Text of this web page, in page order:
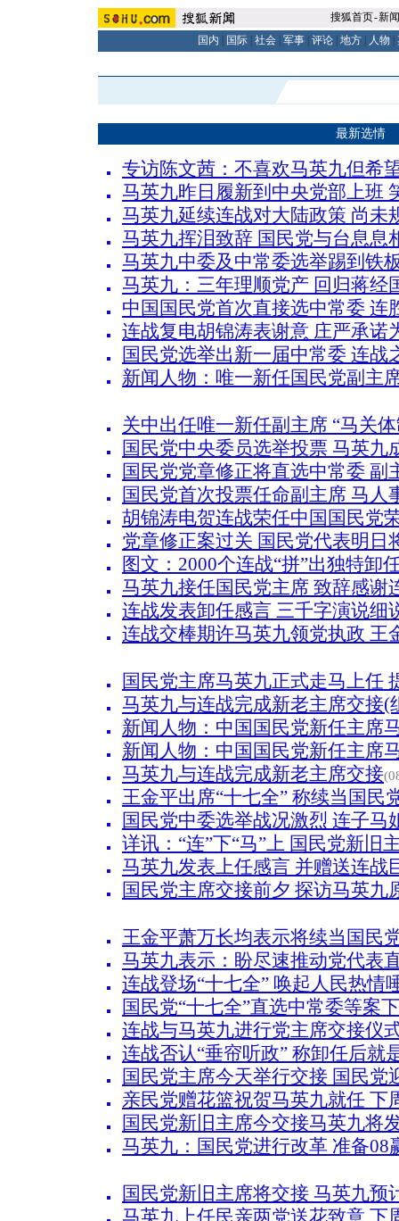
搜狐首页-新闻
国内
国际 社会 军事 评论 地方 人物
最新选情
专访陈文茜：不喜欢马英九但希
马英九昨日履新到中央党部上班
马英九延续连战对大陆政策 尚未
马英九挥泪致辞 国民党与台息息
马英九中委及中常委选举踢到铁
马英九：三年理顺党产 回归蒋经
中国国民党首次直接选中常委 连
连战复电胡锦涛表谢意 庄严承诺
国民党选举出新一届中常委 连战
新闻人物：唯一新任国民党副主
关中出任唯一新任副主席 “马关
国民党中央委员选举投票 马英九
国民党党章修正将直选中常委 副
国民党首次投票任命副主席 马人
胡锦涛电贺连战荣任中国国民党
党章修正案过关 国民党代表明日
图文：2000个连战“拼”出独特卸
马英九接任国民党主席 致辞感谢
连战发表卸任感言 三千字演说细
连战交棒期许马英九领党执政 王
国民党主席马英九正式走马上任
马英九与连战完成新老主席交接(
新闻人物：中国国民党新任主席
新闻人物：中国国民党新任主席
马英九与连战完成新老主席交接
王金平出席“十七全” 称续当国民
国民党中委选举战况激烈 连子马
详讯：“连”下“马”上 国民党新旧
马英九发表上任感言 并赠送连战
国民党主席交接前夕 探访马英九
王金平萧万长均表示将续当国民
马英九表示：盼尽速推动党代表
连战登场“十七全” 唤起人民热情
国民党“十七全”直选中常委等案
连战与马英九进行党主席交接仪
连战否认“垂帘听政” 称卸任后就
国民党主席今天举行交接 国民党
亲民党赠花篮祝贺马英九就任 下
国民党新旧主席今交接马英九将
马英九：国民党进行改革 准备08
国民党新旧主席将交接 马英九预
马英九上任民亲两党送花致意 下